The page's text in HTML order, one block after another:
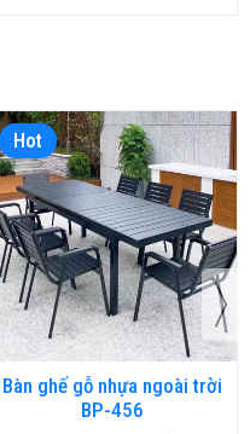
Hot
Bàn ghế gỗ nhựa ngoài trời
BP-456